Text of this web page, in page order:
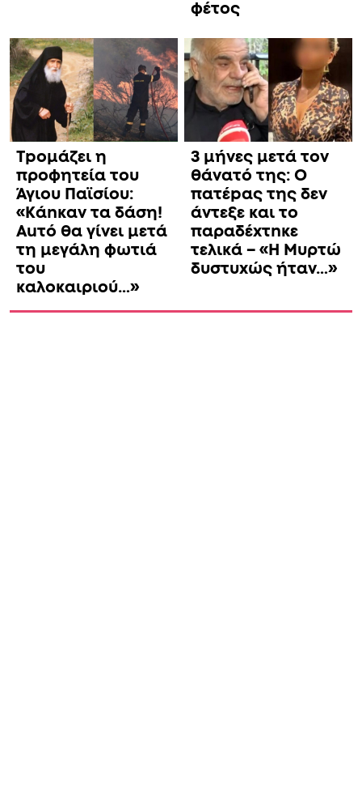
φέτος
Τpομάζει η
προφητεία του
Άγιου Παϊσίου:
«Κάnκαν τα δάση!
Αuτό θα γίνει μετά
τη μεγάλη φωτιά
του
καλοκαιριού…»
3 μήνες μετά τον
θάνατό της: Ο
πατέpας της δεν
άντεξε και το
παραδέxτnκε
τελικά – «Η Μυρτώ
δυστυxώς ήταν…»